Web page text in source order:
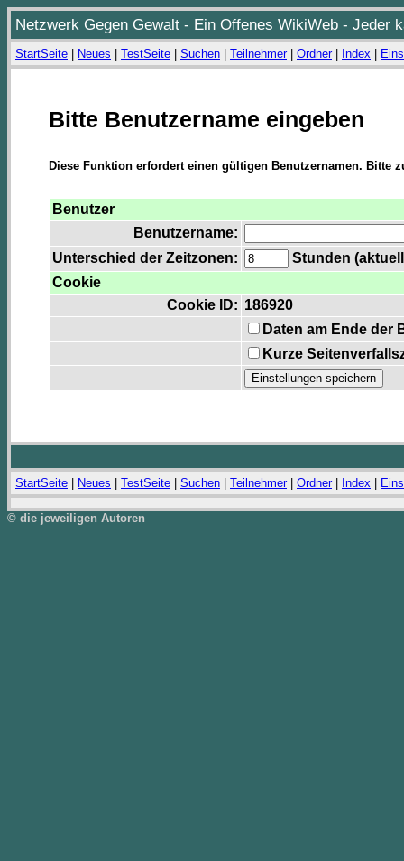
Netzwerk Gegen Gewalt - Ein Offenes WikiWeb - Jeder
StartSeite Neues TestSeite Suchen Teilnehmer| Ordner| Index
Bitte Benutzername eingeben
Diese Funktion erfordert einen gültigen Benutzernamen. Bitte
Benutzer
Benutzername:
Unterschied der Zeitzonen:
Stunden
Cookie
Cookie ID: 186920
Daten am Ende der
Kurze
StartSeite Neues TestSeite Suchen Teilnehmer| Ordner| Index
© die jeweiligen Autoren